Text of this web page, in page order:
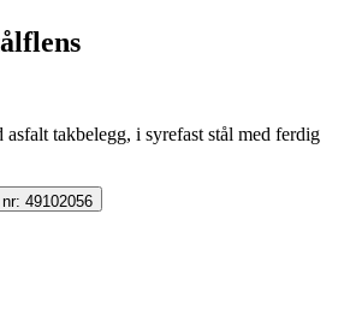
takbelegg, i syrefast stål med ferdig
49102056